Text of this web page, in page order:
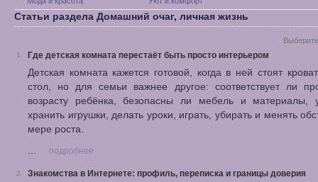
Статьи раздела Домашний очаг, личная жизнь
1. Где детская комната перестаёт быть просто интерьером
Детская комната кажется готовой, когда в ней стоят
стол, но для семьи важнее другое: соответствует ли
возрасту ребёнка, безопасны ли мебель и материалы,
хранить игрушки, делать уроки, играть, убирать и менять
мере роста.
...
подробнее
2. Знакомства в Интернете: профиль, переписка и границы доверия